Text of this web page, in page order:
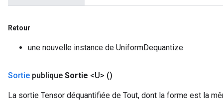
Retour
une nouvelle instance de UniformDequantize
Sortie publique Sortie <U> ()
La sortie Tensor déquantifiée de Tout, dont la forme est la